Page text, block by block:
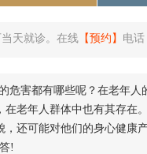
天就诊。在线 【预约】 电话
危害都有哪些呢？在老年
老年人群体中也有其存在
还可能对他们的身心健康
!